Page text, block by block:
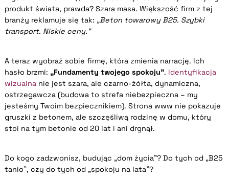
produkt świata, prawda? Szara masa. Większość firm z tej
branży reklamuje się tak: „Beton towarowy B25. Szybki
transport. Niskie ceny.”
A teraz wyobraź sobie firmę, która zmienia narrację. Ich
hasło brzmi: „Fundamenty twojego spokoju”. Identyfikacja
wizualna nie jest szara, ale czarno-żółta, dynamiczna,
ostrzegawcza (budowa to strefa niebezpieczna – my
jesteśmy Twoim bezpiecznikiem). Strona www nie pokazuje
gruszki z betonem, ale szczęśliwą rodzinę w domu, który
stoi na tym betonie od 20 lat i ani drgnął.
Do kogo zadzwonisz, budując „dom życia”? Do tych od „B25
tanio”, czy do tych od „spokoju na lata”?